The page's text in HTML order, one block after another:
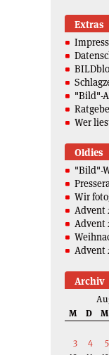
Extras
"Bild"-
Wer
Oldies
"Bild"-
Wir
Advent
Advent
Advent
Archiv
M
D M
3
4 5